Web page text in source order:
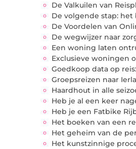
De Valkuilen van
De volgende stap: het
De Voordelen van
De wegwijzer naar
Een woning laten
Exclusieve woningen
Goedkoop data op
Groepsreizen naar
Haardhout in alle
Heb je al een keer
Heb je een Fatbike
Het boeken van een
Het geheim van de
Het kunstzinnige